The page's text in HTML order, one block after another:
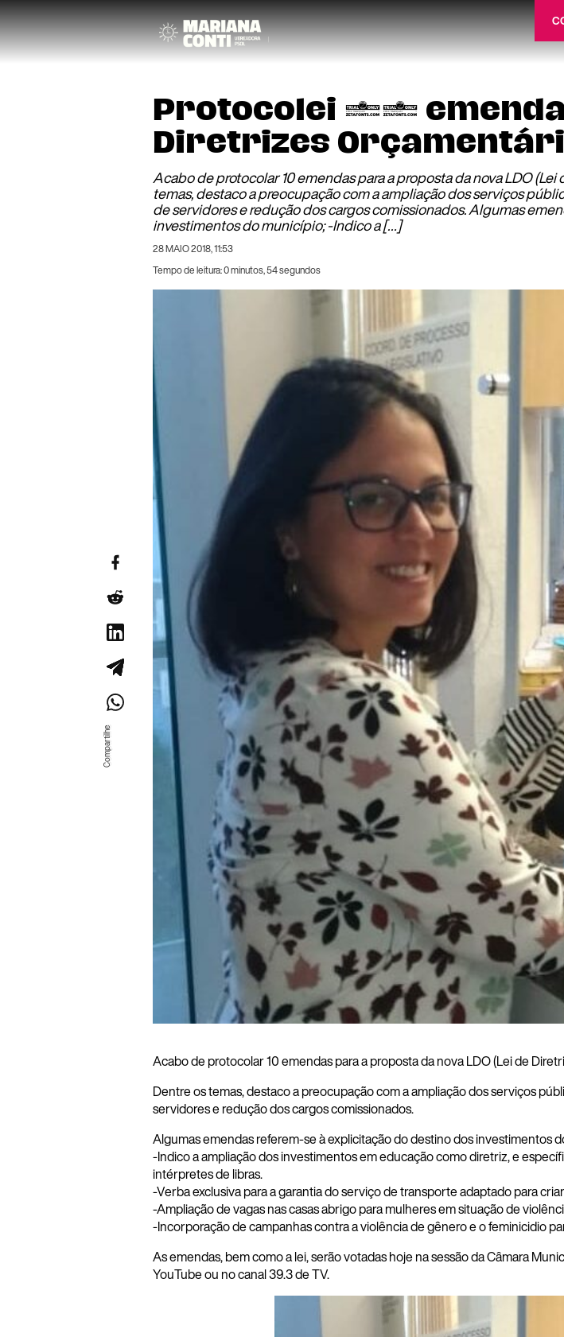
Protocolei 10
Diretrizes
Acabo de protocolar 10 emendas para a proposta da nova LDO
temas, destaco a preocupação com a ampliação dos serviços
de servidores e redução dos cargos comissionados. Algumas
investimentos do município; -Indico a […]
28 MAIO 2018, 11:53
Tempo de leitura: 0 minutos, 54 segundos
Acabo de protocolar 10 emendas para a proposta da nova LDO (Lei de
Dentre os temas, destaco a preocupação com a ampliação dos serviços
servidores e redução dos cargos comissionados.
Algumas emendas referem-se à explicitação do destino dos investimentos
-Indico a ampliação dos investimentos em educação como diretriz, e
intérpretes de libras.
-Verba exclusiva para a garantia do serviço de transporte adaptado para
-Ampliação de vagas nas casas abrigo para mulheres em situação de
-Incorporação de campanhas contra a violência de gênero e o feminicidio
As emendas, bem como a lei, serão votadas hoje na sessão da Câmara
YouTube ou no canal 39.3 de TV.